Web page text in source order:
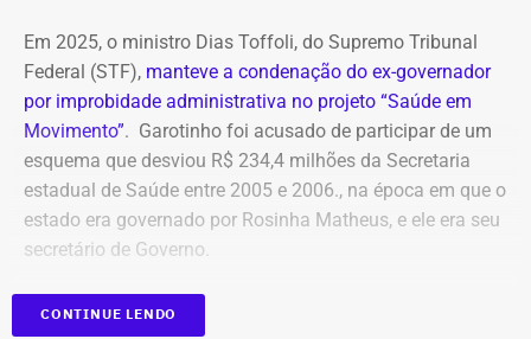
Em 2025, o ministro Dias Toffoli, do Supremo Tribunal
Federal (STF), manteve a condenação do ex-governador
por improbidade administrativa no projeto “Saúde em
Movimento”. Garotinho foi acusado de participar de um
esquema que desviou R$ 234,4 milhões da Secretaria
estadual de Saúde entre 2005 e 2006., na época em que o
estado era governado por Rosinha Matheus, e ele era seu
secretário de Governo.
Com isso, a sentença tornou-se definitiva.
CONTINUE LENDO